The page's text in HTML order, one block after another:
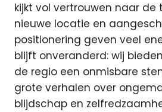
kijkt vol vertrouwen naar de
nieuwe locatie en
positionering geven veel
blijft onveranderd: wij
de regio een onmisbare
grote verhalen over
blijdschap en